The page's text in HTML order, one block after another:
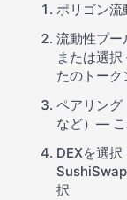
ポリゴン
流動性プー
または選
たのトーク
ペアリング
など）— こ
DEXを選
択